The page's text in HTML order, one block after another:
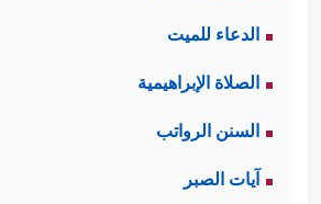
الدعاء للميت
الصلاة الإبراهيمية
السنن الرواتب
آيات الصبر